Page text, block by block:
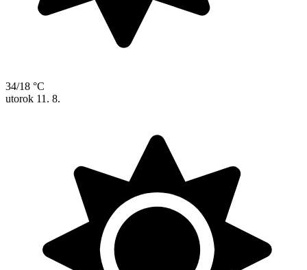
34/18 °C
utorok 11. 8.